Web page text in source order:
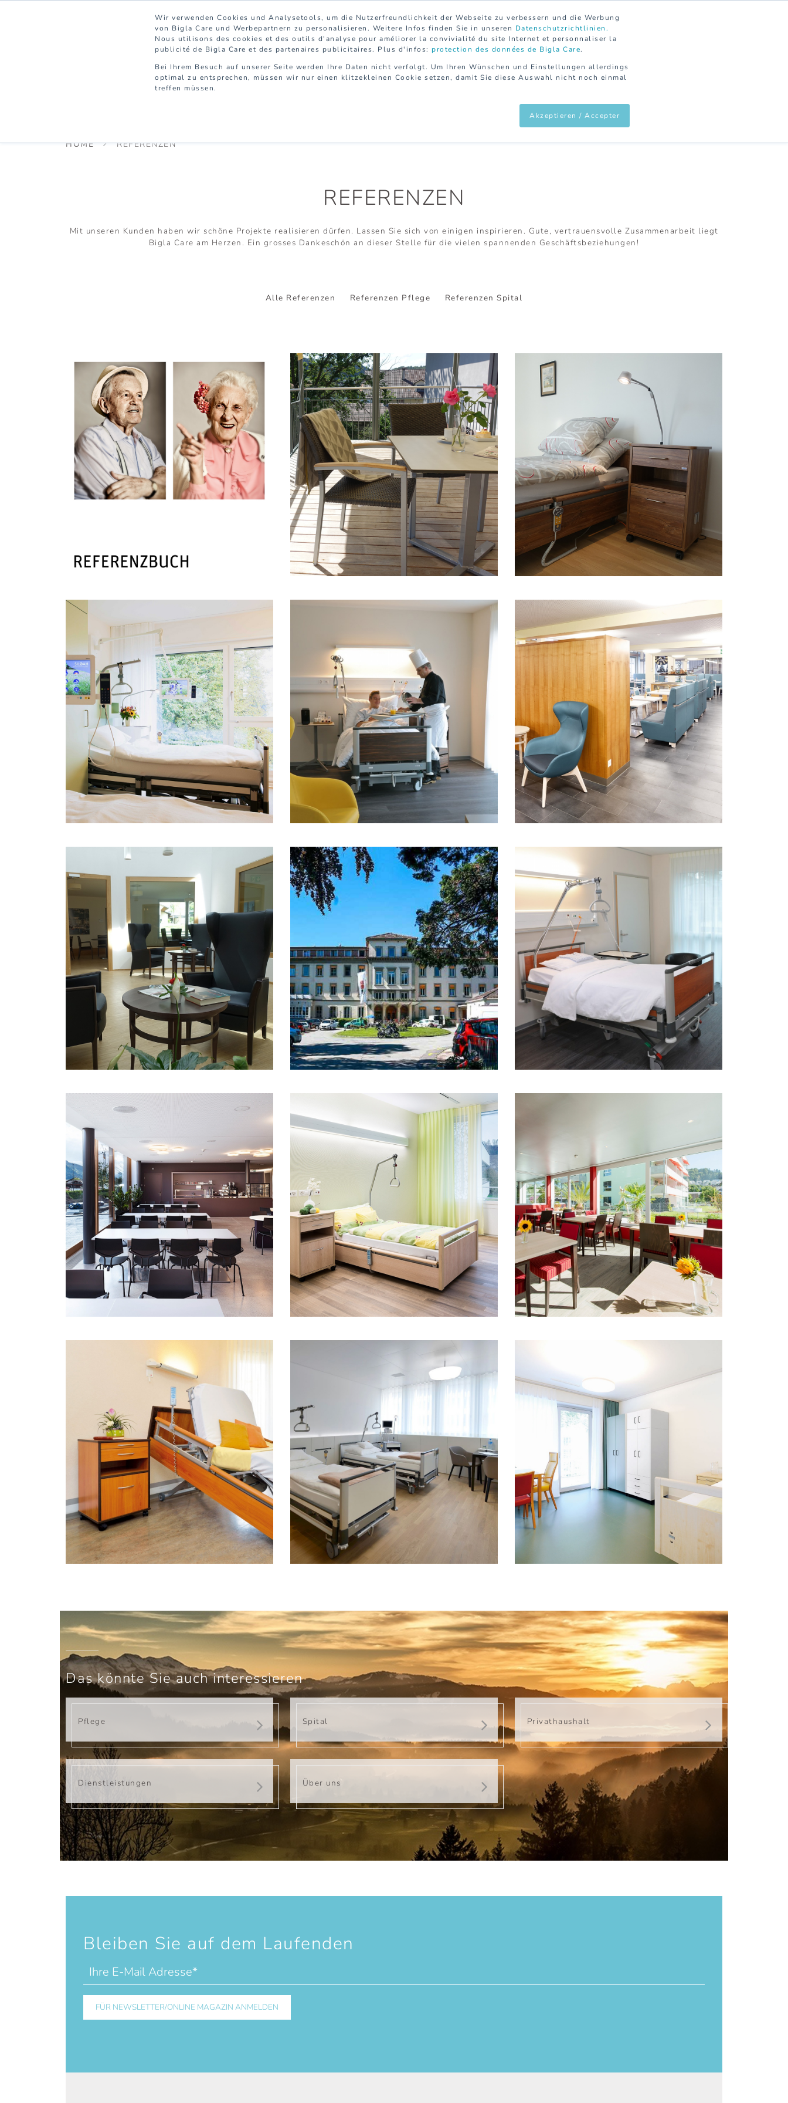
Wir verwenden Cookies und Analysetools, um die Nutzerfreundlichkeit der Webseite zu verbessern und die Werbung
von Bigla Care und Werbepartnern zu personalisieren. Weitere Infos finden Sie in unseren Datenschutzrichtlinien.
Nous utilisons des cookies et des outils d'analyse pour améliorer la convivialité du site Internet et personnaliser la
publicité de Bigla Care et des partenaires publicitaires. Plus d'infos: protection des données de Bigla Care.
Bei Ihrem Besuch auf unserer Seite werden Ihre Daten nicht verfolgt. Um Ihren Wünschen und Einstellungen allerdings
optimal zu entsprechen, müssen wir nur einen klitzekleinen Cookie setzen, damit Sie diese Auswahl nicht noch einmal
treffen müssen.
Akzeptieren / Accepter
PFLEGE
HOME REFERENZEN
REFERENZEN
Mit unseren Kunden haben wir schöne Projekte realisieren dürfen. Lassen Sie sich von einigen inspirieren. Gute, vertrauensvolle Zusammenarbeit liegt
Bigla Care am Herzen. Ein grosses Dankeschön an dieser Stelle für die vielen spannenden Geschäftsbeziehungen!
Alle Referenzen Referenzen Pflege Referenzen Spital
MEHR ERFAHREN
ZENTRUM SCHLOSSMATT,
Besucher und Mitarbeitende.
MEHR ERFAHREN
Drei verschiedene Bettentypen für
unterschiedliche Ansprüche.
MEHR ERFAHREN
SILOAH AG
...vertraut auf unseren Topseller unter den
Spitalbetten: Universalklinikbett image 3
MEHR ERFAHREN
CIC GROUPE SANTÉ,
CLARENS
Privatklinik am Genfersee in ehemaligem
MEHR ERFAHREN
WOHN- UND PFLEGEHEIM
UTZIGEN I
Die Caféteria des Wohn- und Pflegeheims
Utzigen erstrahlt in neuem Glanz.
MEHR ERFAHREN
WOHN- UND PFLEGEHEIM
UTZIGEN II
Ein frischer Wind weht durch den neuen
Wohnbereich des Wohn- und Pflegeheims
Utzigen.
MEHR ERFAHREN
FONDATION CLAIRE
MAGNIN, CHEXBRES
Die Fondation Claire Magnin setzt auf
neueste Technologien mit intelligenten
Niedrigpflegebetten.
MEHR ERFAHREN
UNIVERSALKLINIKBETT
IMAGE 3
Das Universalspitalbett image 3 wird den
vielfältigen Ansprüchen an ein modernes
Spitalbett gerecht.
MEHR ERFAHREN
MAISON CLAUDINE
PEREIRA, SAANEN
«Maison Claudine Pereira» ist von Bigla
Care überzeugt.
MEHR ERFAHREN
SENIORENPARK
WEISSENAU, UNTERSEEN
Einstimmig für Qualität: Der Seniorenpark
Weissenau setzt auf die
Niedrigpflegebetten sentida 6.
MEHR ERFAHREN
ALMACASA-ZENTRUM
WEISSLINGEN ZH
Für das speziell auf die Bedürfnisse von
MEHR ERFAHREN
FONDATION PRÉ-PARISET,
PULLY
Spezielles Betten-Design unterstützt
Bewohner in der räumlichen Wahrnehmung.
MEHR ERFAHREN
LUZERNER
KANTONSSPITAL (LUKS)
Bigla Care und das Luzerner Kantonsspital
halten an der guten, inspirierenden und
langjährigen Zusammenarbeit fest.
MEHR ERFAHREN
ALTERSSIEDLUNG
BODMER, CHUR
Innovative und massgeschneiderte
MEHR ERFAHREN
Das könnte Sie auch interessieren
Pflege Spital Privathaushalt
Dienstleistungen Über uns
Bleiben Sie auf dem Laufenden